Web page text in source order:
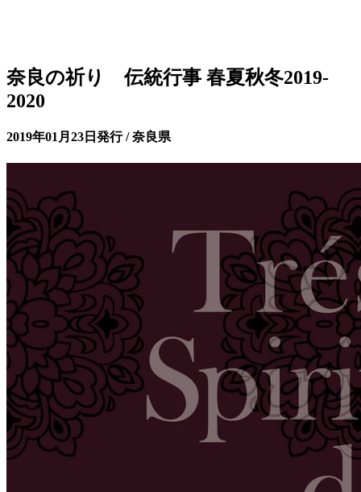
奈良の祈り 伝統行事 春夏秋冬2019-
2020
2019年01月23日発行 / 奈良県